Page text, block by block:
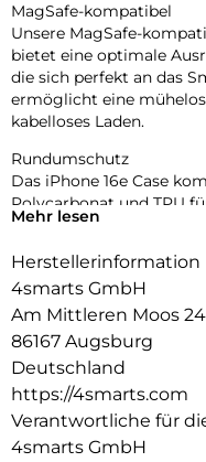
MagSafe-kompatibel
Unsere MagSafe-
bietet eine optimale
die sich perfekt an das
ermöglicht eine
kabelloses Laden.
Rundumschutz
Das iPhone 16e Case
Polycarbonat und TPU
Stoßdämpfung. Das
während das TPU die
absorbieren und das
schützen.
Transparente Eleganz
Unsere transparente
elegante und makellose
Design bleibt die
ohne Kompromisse
Mehr lesen
Herstellerinformation
4smarts GmbH
Am Mittleren Moos 24
86167 Augsburg
Deutschland
https://4smarts.com
Verantwortliche für
4smarts GmbH